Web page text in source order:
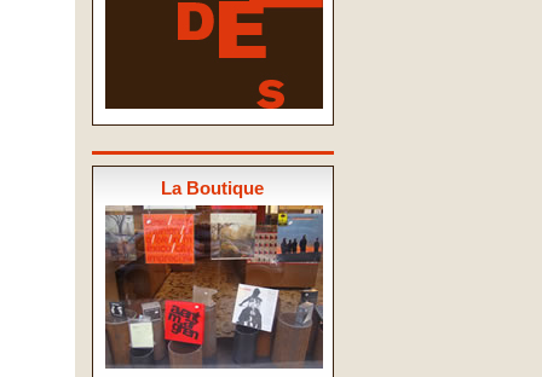
La Boutique